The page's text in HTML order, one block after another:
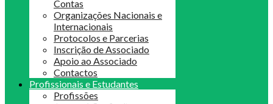
Contas
Organizações Nacionais e
Internacionais
Protocolos e Parcerias
Inscrição de Associado
Apoio ao Associado
Contactos
Profissionais e Estudantes
Profissões